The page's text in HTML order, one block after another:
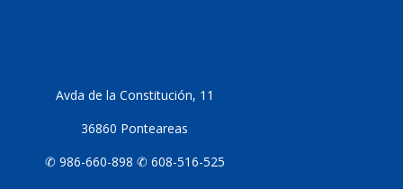
Avda de la Constitución, 11
36860 Ponteareas
✆ 986-660-898 ✆ 608-516-525